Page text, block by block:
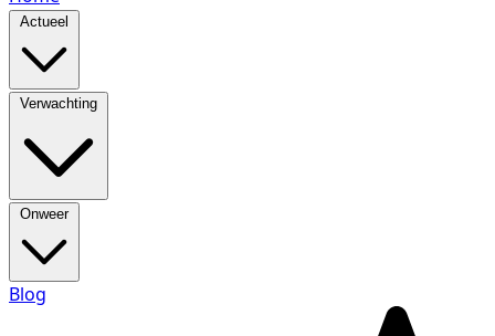
Actueel
Verwachting
Onweer
Blog